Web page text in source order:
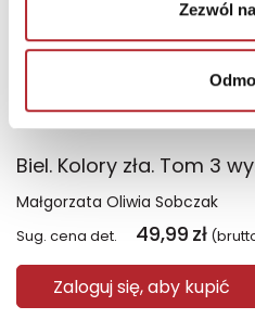
Zezwól
Małgorzata Oliwia Sobczak
Sug. cena det. 49,99 zł
Zaloguj się, aby kupić